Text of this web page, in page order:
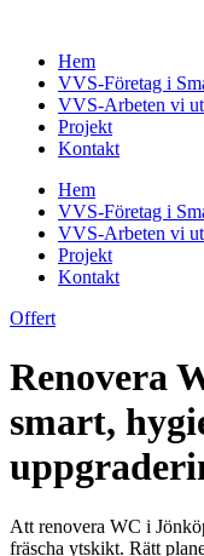
contentHem
VVS-Företag i
VVS-Arbeten vi
Projekt
Kontakt
Hem
VVS-Företag i
VVS-Arbeten vi
Projekt
Kontakt
Offert
Renovera
smart,
Att renovera WC i
fräscha ytskikt. Rätt